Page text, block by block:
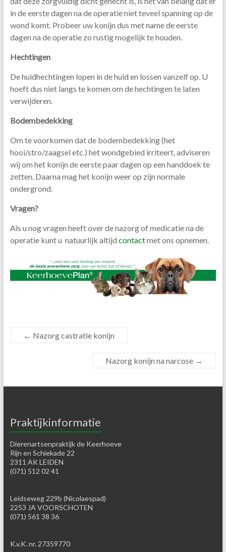
in de eerste dagen na de operatie niet teveel spanning op de
wond komt. Probeer uw konijn dus met name de eerste
dagen na de operatie zo rustig mogelijk te houden.
Hechtingen
De huidhechtingen lopen in de huid en lossen vanzelf op. U
hoeft dus niet langs te komen om de hechtingen te laten
verwijderen.
Bodembedekking
Om te voorkomen dat de bodembedekking (het
hooi/stro/zaagsel etc.) het wondgebied irriteert, adviseren
wij om het konijn de eerste paar dagen op een handdoek te
zetten. Daarna mag het konijn weer op zijn normale
ondergrond.
Vragen?
Als u nog vragen heeft over de nazorg of medicatie na de
operatie kunt u natuurlijk altijd contactmet ons opnemen.
← Nazorg castratie konijn
Nazorg konijn na narcose →
Praktijkinformatie
Dierenartsenpraktijk de Keerhoeve
Rijn en Schiekade 22
2311 AK LEIDEN
(071) 512 02 41
Leidseweg 229b (Nicolaespad)
2253 JA VOORSCHOTEN
(071) 561 38 36
K.v.K. nr. 27359770